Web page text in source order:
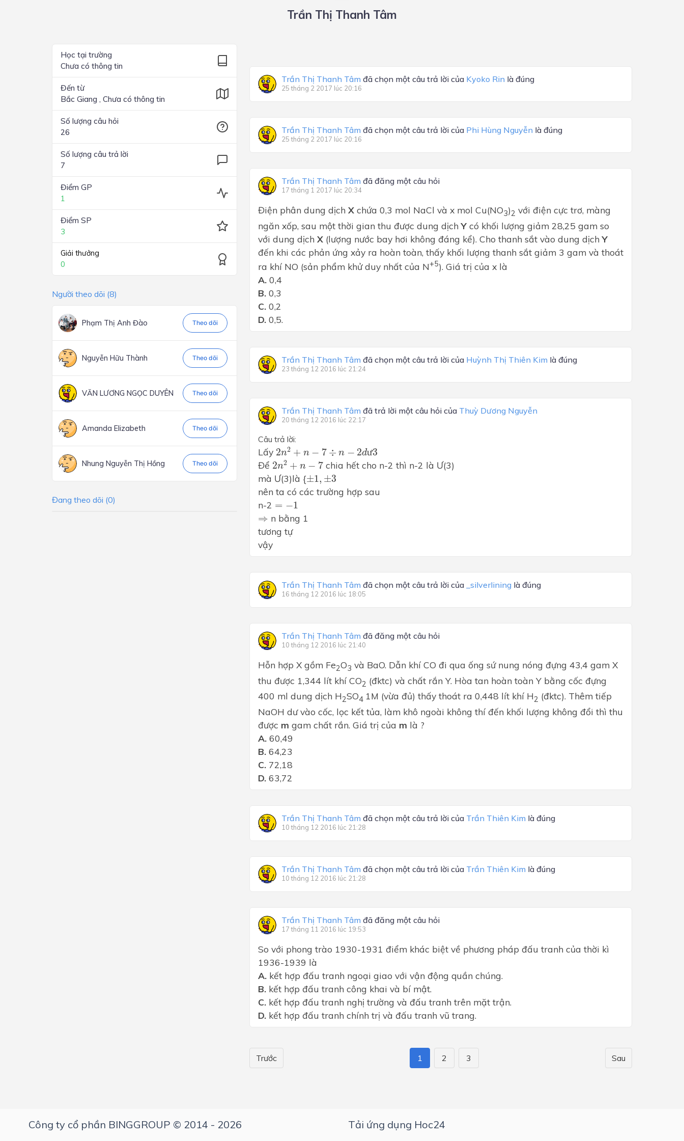
Lớp 2
Trần Thị Thanh Tâm
Học tại trường
Chưa có thông tin
Đến từ
Bắc Giang , Chưa có thông tin
Số lượng câu hỏi
26
Số lượng câu trả lời
7
Điểm GP
1
Điểm SP
3
Giải thưởng
0
Người theo dõi (8)
Phạm Thị Anh Đào Theo dõi
Nguyễn Hữu Thành Theo dõi
VĂN LƯƠNG NGỌC DUYÊN Theo dõi
Amanda Elizabeth Theo dõi
Nhung Nguyễn Thị Hồng Theo dõi
Đang theo dõi (0)
Trần Thị Thanh Tâm đã chọn một câu trả lời của Kyoko Rin là đúng
25 tháng 2 2017 lúc 20:16
Trần Thị Thanh Tâm đã chọn một câu trả lời của Phi Hùng Nguyễn là đúng
25 tháng 2 2017 lúc 20:16
Trần Thị Thanh Tâm đã đăng một câu hỏi
17 tháng 1 2017 lúc 20:34
Điện phân dung dịch X chứa 0,3 mol NaCl và x mol Cu(NO3)2 với điện cực trơ, màng
ngăn xốp, sau một thời gian thu được dung dịchY có khối lượng giảm 28,25 gam so
với dung dịch X (lượng nước bay hơi không đáng kể). Cho thanh sắt vào dung dịchY
đến khi các phản ứng xảy ra hoàn toàn, thấy khối lượng thanh sắt giảm 3 gam và thoát
ra khí NO (sản phẩm khử duy nhất của N+5). Giá trị của x là
A. 0,4
B. 0,3
C. 0,2
D. 0,5.
Trần Thị Thanh Tâm đã chọn một câu trả lời của Huỳnh Thị Thiên Kim là đúng
23 tháng 12 2016 lúc 21:24
Trần Thị Thanh Tâm đã trả lời một câu hỏi của Thuỳ Dương Nguyễn
20 tháng 12 2016 lúc 22:17
Câu trả lời:
Lấy 2n2 + n − 7 ÷ n − 2dư3
2 n2 + ÷n − 3
Để 2n2 + n − 7
2 n2 + n
chia hết cho n-2 thì n-2 là Ư(3)
mà Ư(3)là {±1, ±3
±1 ±3
nên ta có các trường hợp sau
n-2 = −1
=−
⇒
⇒ n bằng 1
tương tự
vậy
Trần Thị Thanh Tâm đã chọn một câu trả lời của _silverlining là đúng
16 tháng 12 2016 lúc 18:05
Trần Thị Thanh Tâm đã đăng một câu hỏi
10 tháng 12 2016 lúc 21:40
Hỗn hợp X gồm Fe2O3 và BaO. Dẫn khí CO đi qua ống sứ nung nóng đựng 43,4 gam X
thu được 1,344 lít khí CO2 (đktc) và chất rắn Y. Hòa tan hoàn toàn Y bằng cốc đựng
400 ml dung dịch H2SO4 1M (vừa đủ) thấy thoát ra 0,448 lít khí H2 (đktc). Thêm tiếp
NaOH dư vào cốc, lọc kết tủa, làm khô ngoài không thí đến khối lượng không đổi thì thu
được m gam chất rắn. Giá trị của m là ?
A. 60,49
B. 64,23
C. 72,18
D. 63,72
Trần Thị Thanh Tâm đã chọn một câu trả lời của Trần Thiên Kim là đúng
10 tháng 12 2016 lúc 21:28
Trần Thị Thanh Tâm đã chọn một câu trả lời của Trần Thiên Kim là đúng
10 tháng 12 2016 lúc 21:28
Trần Thị Thanh Tâm đã đăng một câu hỏi
17 tháng 11 2016 lúc 19:53
So với phong trào 1930-1931 điểm khác biệt về phương pháp đấu tranh của thời kì
1936-1939 là
A. kết hợp đấu tranh ngoại giao với vận động quần chúng.
B. kết hợp đấu tranh công khai và bí mật.
C. kết hợp đấu tranh nghị trường và đấu tranh trên mặt trận.
D. kết hợp đấu tranh chính trị và đấu tranh vũ trang.
Trước Sau
1 2 3
Công ty cổ phần BINGGROUP © 2014 - 2026 Tải ứng dụng Hoc24